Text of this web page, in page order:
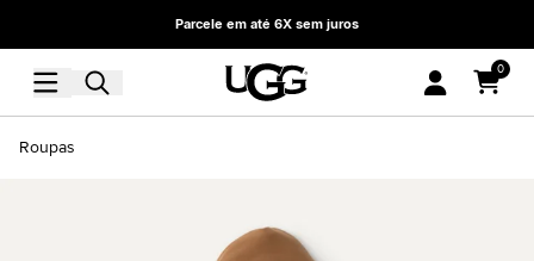
Parcele em até 6X sem juros
0
Roupas